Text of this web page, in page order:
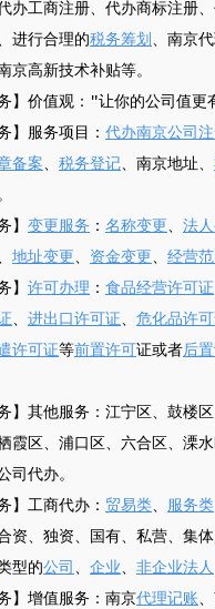
办工商注册、代办商标注册、
进行合理的税务筹划 、南京
京高新技术补贴等。
】价值观："让你的公司值更
】服务项目： 代办南京公司
备案、 税务登记、南京地址、
】 变更服务 ： 名称变更、 法
地址变更、 资金变更、 经营
】 许可办理 ： 食品经营许可证
、 进出口许可证、 危化品许
许可证等前置许可证或者后
】其他服务：江宁区、鼓楼
霞区、浦口区、六合区、溧
司代办。
】工商代办： 贸易类、 服务类
资、独资、国有、私营、集体
型的公司 、 企业、 非企业法人
】增值服务：南京代理记账